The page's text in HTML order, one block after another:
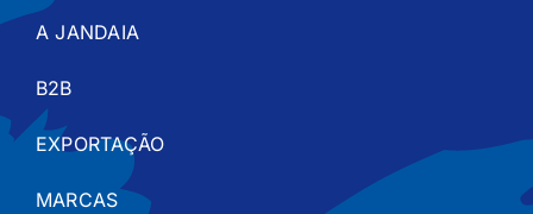
A JANDAIA
B2B
EXPORTAÇÃO
MARCAS